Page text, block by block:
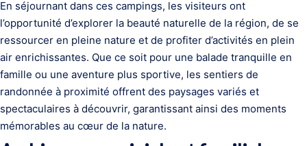
En séjournant dans ces campings, les visiteurs ont
l’opportunité d’explorer la beauté naturelle de la région, de se
ressourcer en pleine nature et de profiter d’activités en plein
air enrichissantes. Que ce soit pour une balade tranquille en
famille ou une aventure plus sportive, les sentiers de
randonnée à proximité offrent des paysages variés et
spectaculaires à découvrir, garantissant ainsi des moments
mémorables au cœur de la nature.